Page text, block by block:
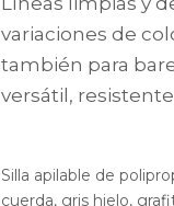
variaciones de
también para
versátil,
Silla apilable de
cuerda, gris hielo,